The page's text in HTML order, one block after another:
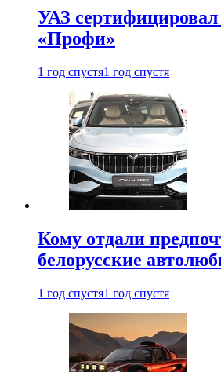
УАЗ
«Профи»
1 год спустя1 год спустя
Кому отдали
белорусские
1 год спустя1 год спустя